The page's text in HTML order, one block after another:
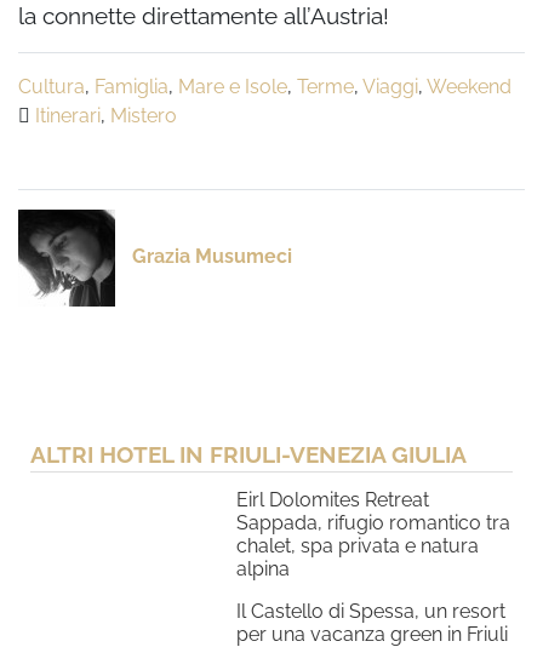
la connette direttamente all’Austria!
Cultura, Famiglia, Mare e Isole, Terme, Viaggi, Weekend
Itinerari, Mistero
Grazia Musumeci
ALTRI HOTEL IN FRIULI-VENEZIA GIULIA
Eirl Dolomites Retreat
Sappada, rifugio romantico tra
chalet, spa privata e natura
alpina
Il Castello di Spessa, un resort
per una vacanza green in Friuli